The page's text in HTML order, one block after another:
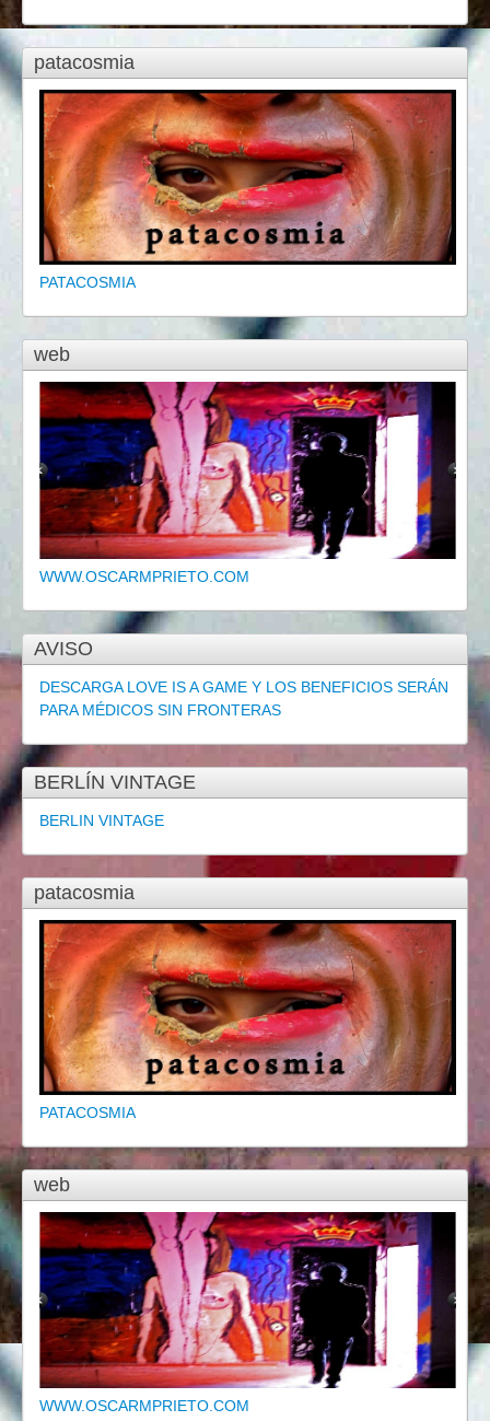
patacosmia
PATACOSMIA
web
WWW.OSCARMPRIETO.COM
AVISO
DESCARGA LOVE IS A GAME Y LOS BENEFICIOS SERÁN
PARA MÉDICOS SIN FRONTERAS
BERLÍN VINTAGE
BERLIN VINTAGE
patacosmia
PATACOSMIA
web
WWW.OSCARMPRIETO.COM